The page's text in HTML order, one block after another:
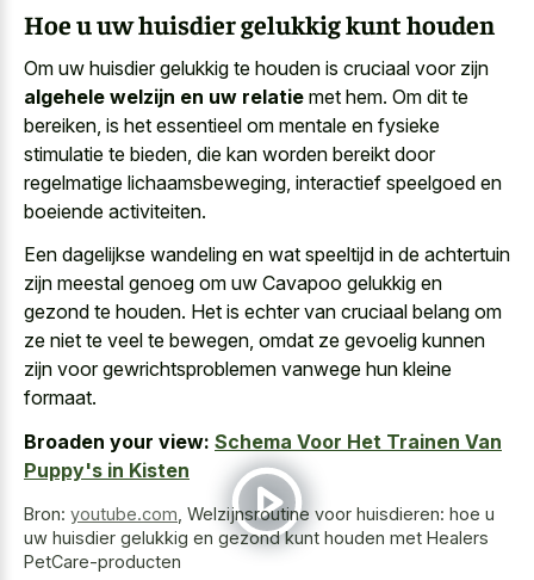
Hoe u uw huisdier gelukkig kunt houden
Om uw huisdier gelukkig te houden is cruciaal voor zijn
algehele welzijn en uw relatie met hem. Om dit te
bereiken, is het essentieel om mentale en fysieke
stimulatie te bieden, die kan worden bereikt door
regelmatige lichaamsbeweging, interactief speelgoed en
boeiende activiteiten.
Een dagelijkse wandeling en wat speeltijd in de achtertuin
zijn meestal genoeg om uw Cavapoo gelukkig en
gezond te houden. Het is echter van cruciaal belang om
ze niet te veel te bewegen, omdat ze gevoelig kunnen
zijn voor gewrichtsproblemen vanwege hun kleine
formaat.
Broaden your view: Schema Voor Het Trainen Van
Puppy's in Kisten
Bron: youtube.com Welzijnsroutine voor huisdieren: hoe u
uw huisdier gelukkig en gezond kunt houden met Healers
PetCare-producten